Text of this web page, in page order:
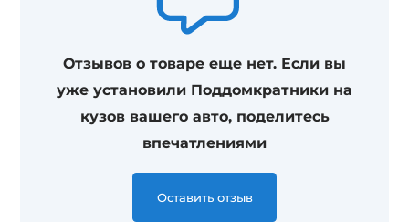
Отзывов о товаре еще нет. Если вы
уже установили Поддомкратники на
кузов вашего авто, поделитесь
впечатлениями
Оставить отзыв